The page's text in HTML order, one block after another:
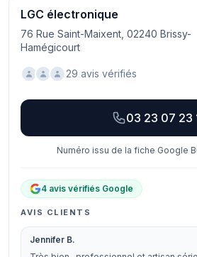
LGC électronique
76 Rue Saint-Maixent, 02240 Brissy-
Hamégicourt
29 avis vérifiés
03 23 07 23
Numéro issu de la fiche Google
4 avis vérifiés Google
AVIS CLIENTS
Jennifer B.